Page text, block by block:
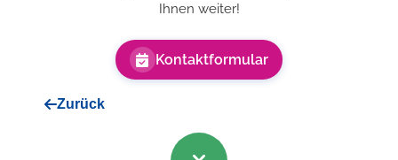
Ihnen weiter!
Kontaktformular
Zurück